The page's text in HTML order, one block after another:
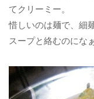
てクリーミー。
惜しいのは麺で、細
スープと絡むのにな